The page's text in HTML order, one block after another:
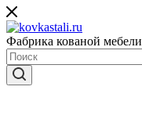
Фабрика кованой мебели